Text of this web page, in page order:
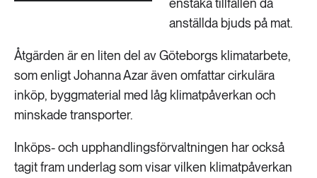
enstaka tillfällen då
anställda bjuds på mat.
Åtgärden är en liten del av Göteborgs klimatarbete,
som enligt Johanna Azar även omfattar cirkulära
inköp, byggmaterial med låg klimatpåverkan och
minskade transporter.
Inköps- och upphandlingsförvaltningen har också
tagit fram underlag som visar vilken klimatpåverkan